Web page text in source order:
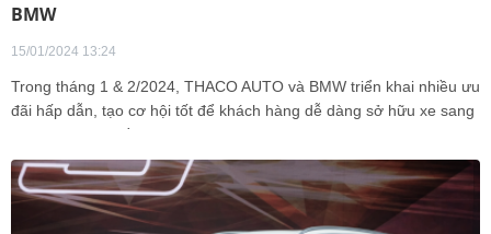
BMW
15/01/2024 13:24
Trong tháng 1 & 2/2024, THACO AUTO và BMW triển khai nhiều ưu
đãi hấp dẫn, tạo cơ hội tốt để khách hàng dễ dàng sở hữu xe sang
BMW trong dịp đầu năm mới.